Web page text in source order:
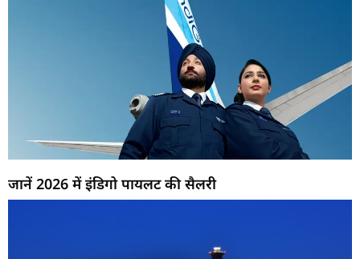
जानें 2026 में इंडिगो पायलट की सैलरी